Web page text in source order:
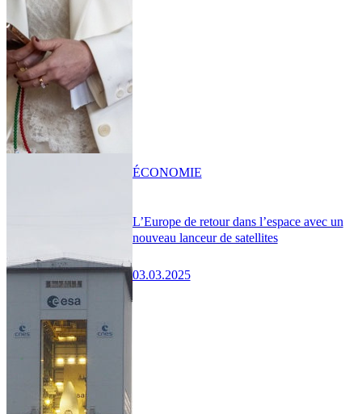
L’Europe de retour dans l’espace avec un
nouveau lanceur de satellites
03.03.2025
ÉCONOMIE